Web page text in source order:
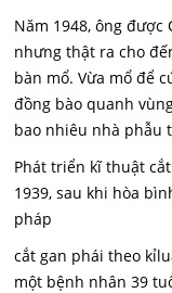
Năm 1948, ông
nhưng thật ra cho
bàn mổ. Vừa mổ để
đồng bào quanh
bao nhiêu nhà phẫu
Phát triển kĩ thuật
1939, sau khi hòa
pháp
cắt gan phái theo
một bệnh nhân 39